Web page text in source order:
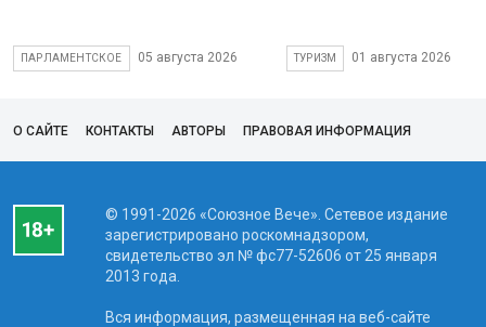
ПАРЛАМЕНТСКОЕ 05 августа 2026 ТУРИЗМ 01 августа 2026
О САЙТЕ КОНТАКТЫ АВТОРЫ ПРАВОВАЯ ИНФОРМАЦИЯ
© 1991-2026 «Союзное Вече». Сетевое издание
зарегистрировано роскомнадзором,
свидетельство эл № фc77-52606 от 25 января
2013 года.
Вся информация, размещенная на веб-сайте